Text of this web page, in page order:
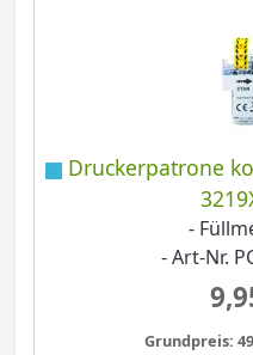
Druckerpatrone
-
- Art-Nr.
Grundpreis: